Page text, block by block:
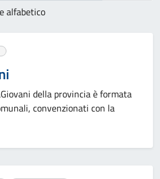
alfabetico
della provincia è formata
convenzionati con la